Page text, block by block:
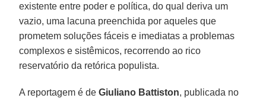
existente entre poder e política, do qual deriva um
vazio, uma lacuna preenchida por aqueles que
prometem soluções fáceis e imediatas a problemas
complexos e sistêmicos, recorrendo ao rico
reservatório da retórica populista.
A reportagem é deGiuliano Battiston, publicada no